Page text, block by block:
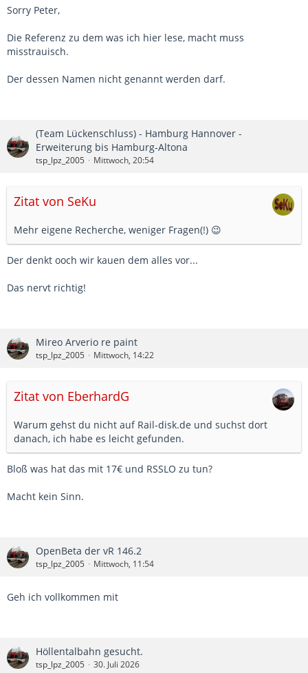
Sorry Peter,
Die Referenz zu dem was ich hier lese, macht muss
misstrauisch.
Der dessen Namen nicht genannt werden darf.
(Team Lückenschluss) - Hamburg Hannover -
Erweiterung bis Hamburg-Altona
tsp_lpz_2005 Mittwoch, 20:54
Zitat von SeKu
Mehr eigene Recherche, weniger Fragen(!) 😉
Der denkt ooch wir kauen dem alles vor...
Das nervt richtig!
Mireo Arverio re paint
tsp_lpz_2005 Mittwoch, 14:22
Zitat von EberhardG
Warum gehst du nicht auf Rail-disk.de und suchst dort
danach, ich habe es leicht gefunden.
Bloß was hat das mit 17€ und RSSLO zu tun?
Macht kein Sinn.
OpenBeta der vR 146.2
tsp_lpz_2005 Mittwoch, 11:54
Geh ich vollkommen mit
Höllentalbahn gesucht.
tsp_lpz_2005 30. Juli 2026